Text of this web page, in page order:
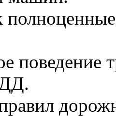
поведение